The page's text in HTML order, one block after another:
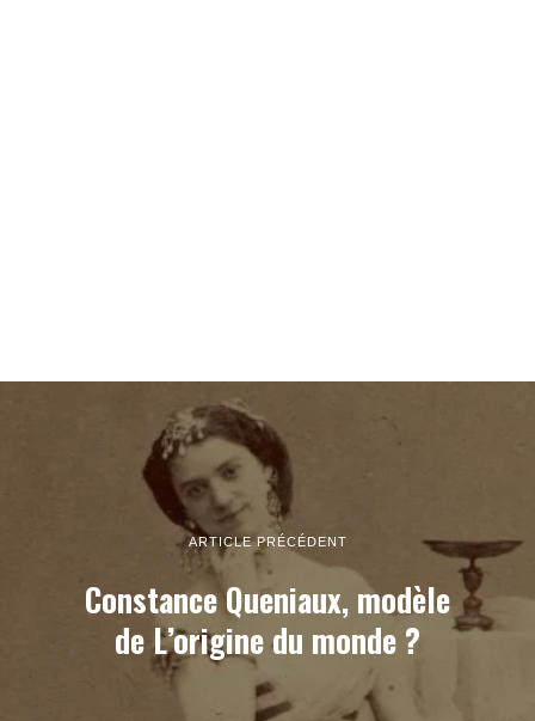
ARTICLE PRÉCÉDENT
Constance Queniaux, modèle
de L’origine du monde ?